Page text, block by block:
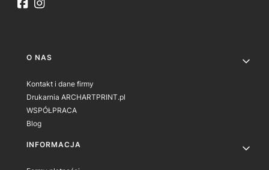
Linki w stopce
O NAS
Kontakt i dane firmy
Drukarnia ARCHARTPRINT.pl
WSPÓŁPRACA
Blog
INFORMACJA